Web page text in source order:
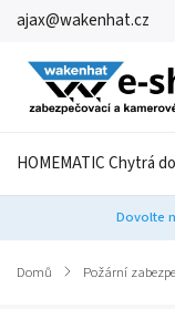
ajax@wakenhat.cz
HOMEMATIC Chytrá
Dovolte
Domů / Požární